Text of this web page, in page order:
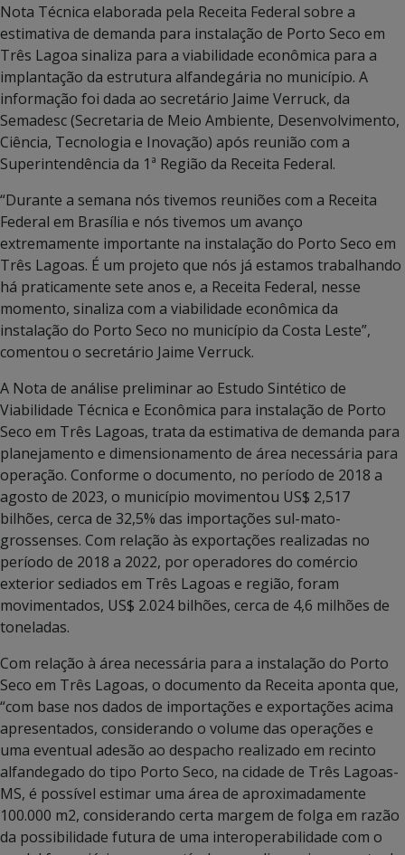
Nota Técnica elaborada pela Receita Federal sobre a
estimativa de demanda para instalação de Porto Seco em
Três Lagoa sinaliza para a viabilidade econômica para a
implantação da estrutura alfandegária no município. A
informação foi dada ao secretário Jaime Verruck, da
Semadesc (Secretaria de Meio Ambiente, Desenvolvimento,
Ciência, Tecnologia e Inovação) após reunião com a
Superintendência da 1ª Região da Receita Federal.
“Durante a semana nós tivemos reuniões com a Receita
Federal em Brasília e nós tivemos um avanço
extremamente importante na instalação do Porto Seco em
Três Lagoas. É um projeto que nós já estamos trabalhando
há praticamente sete anos e, a Receita Federal, nesse
momento, sinaliza com a viabilidade econômica da
instalação do Porto Seco no município da Costa Leste”,
comentou o secretário Jaime Verruck.
A Nota de análise preliminar ao Estudo Sintético de
Viabilidade Técnica e Econômica para instalação de Porto
Seco em Três Lagoas, trata da estimativa de demanda para
planejamento e dimensionamento de área necessária para
operação. Conforme o documento, no período de 2018 a
agosto de 2023, o município movimentou US$ 2,517
bilhões, cerca de 32,5% das importações sul-mato-
grossenses. Com relação às exportações realizadas no
período de 2018 a 2022, por operadores do comércio
exterior sediados em Três Lagoas e região, foram
movimentados, US$ 2.024 bilhões, cerca de 4,6 milhões de
toneladas.
Com relação à área necessária para a instalação do Porto
Seco em Três Lagoas, o documento da Receita aponta que,
“com base nos dados de importações e exportações acima
apresentados, considerando o volume das operações e
uma eventual adesão ao despacho realizado em recinto
alfandegado do tipo Porto Seco, na cidade de Três Lagoas-
MS, é possível estimar uma área de aproximadamente
100.000 m2, considerando certa margem de folga em razão
da possibilidade futura de uma interoperabilidade com o